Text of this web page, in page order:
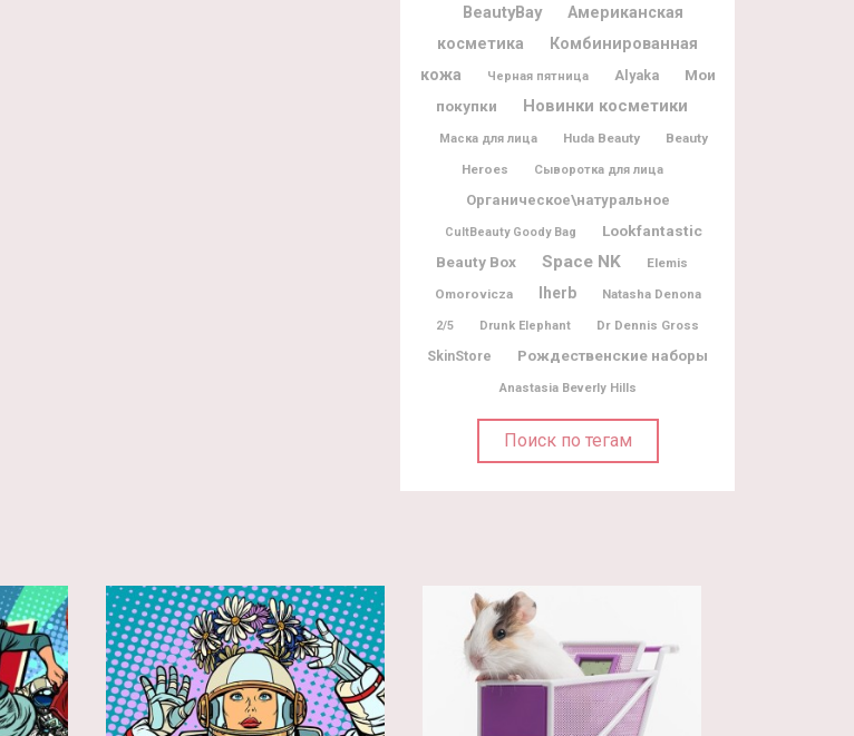
BeautyBay
Американская
косметика
Комбинированная
кожа
Черная пятница Alyaka
Мои
покупки
Новинки косметики
Маска для лица Huda Beauty
Beauty
Heroes
Сыворотка для лица
Органическое\натуральное
CultBeauty Goody Bag
Lookfantastic
Beauty Box
Space NK
Elemis
Omorovicza
Iherb Natasha Denona
2/5 Drunk Elephant
Dr Dennis Gross
SkinStore
Рождественские наборы
Anastasia Beverly Hills
Поиск по тегам